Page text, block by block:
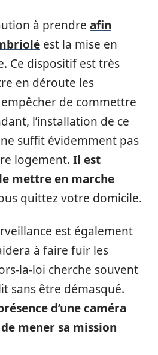
à prendre afin
est la mise en
Ce dispositif est très
en déroute les
de commettre
l’installation de ce
suffit évidemment pas
logement. Il est
mettre en marche
quittez votre domicile.
est également
à faire fuir les
la-loi cherche souvent
sans être démasqué.
d’une caméra
mener sa mission